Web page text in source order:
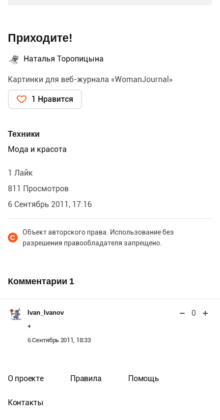
Приходите!
Наталья Торопицына
Картинки для веб-журнала «WomanJournal»
1 Нравится
Техники
Мода и красота
1 Лайк
811 Просмотров
6 Сентябрь 2011, 17:16
Объект авторского права. Использование без
разрешения правообладателя запрещено.
Комментарии 1
Ivan_Ivanov 0
+
6 Сентябрь 2011, 18:33
О проекте Правила Помощь
Контакты